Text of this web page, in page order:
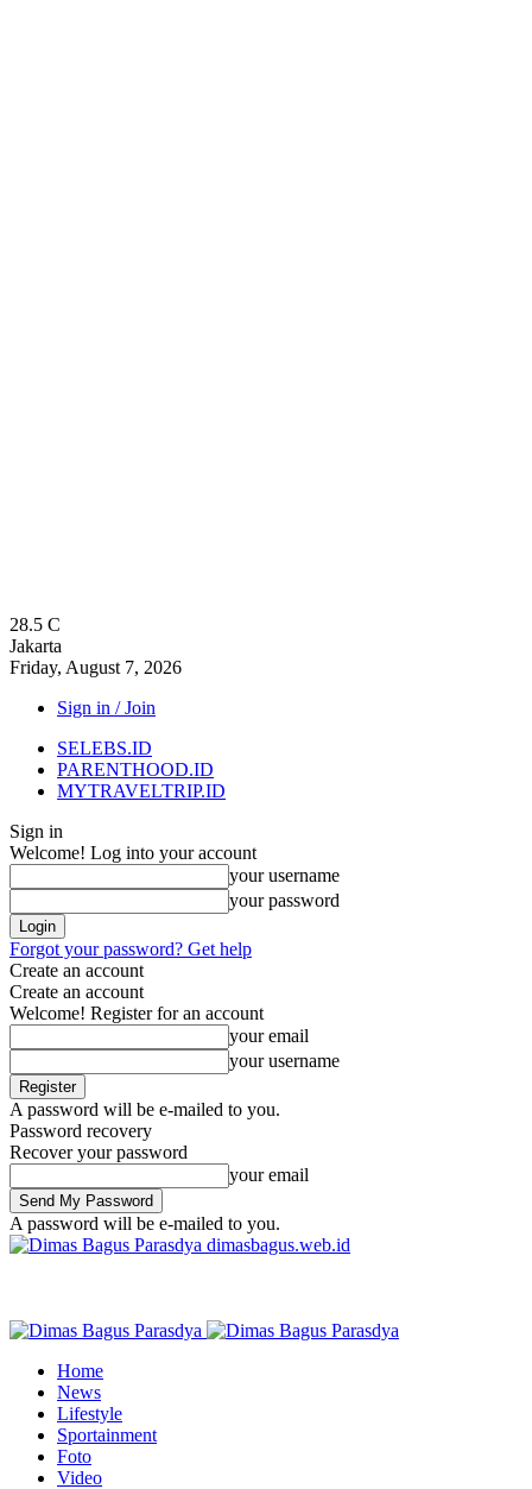
28.5 C
Jakarta
Friday, August 7, 2026
Sign in / Join
SELEBS.ID
PARENTHOOD.ID
MYTRAVELTRIP.ID
Sign in
Welcome! Log into your account
your username
your password
Forgot your password? Get help
Create an account
Create an account
Welcome! Register for an account
your email
your username
A password will be e-mailed to you.
Password recovery
Recover your password
your email
A password will be e-mailed to you.
dimasbagus.web.id
Home
News
Lifestyle
Sportainment
Foto
Video